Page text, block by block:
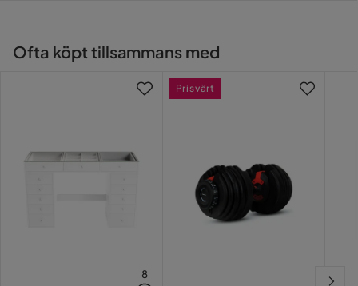
Ofta köpt tillsammans med
8
Prisvärt